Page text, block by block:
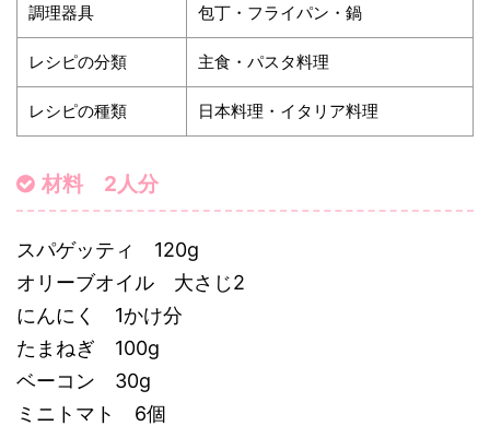
調理器具 包丁・フライパン・鍋
レシピの分類 主食・パスタ料理
レシピの種類 日本料理・イタリア料理
材料 2人分
スパゲッティ 120g
オリーブオイル 大さじ2
にんにく 1かけ分
たまねぎ 100g
ベーコン 30g
ミニトマト 6個